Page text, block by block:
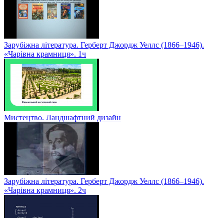
Зарубіжна література. Герберт Джордж Уеллс (1866–1946).
«Чарівна крамниця». 1ч
Мистецтво. Ландшафтний дизайн
Зарубіжна література. Герберт Джордж Уеллс (1866–1946).
«Чарівна крамниця». 2ч